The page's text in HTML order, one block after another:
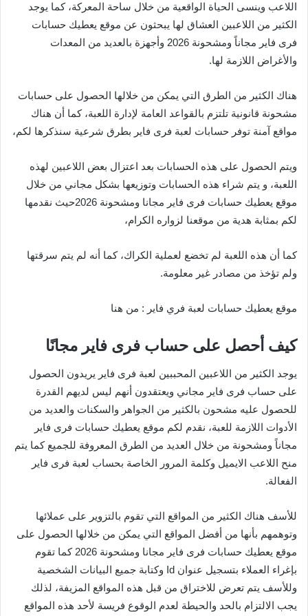
اللاعب وينسى الحياة الواقعية من خلال ساحة المعركة، كما يوجد
الكثير من اللاعبين العشاق لها يبحثون عن موقع يعطيك حسابات
فرى فاير مجاناً ومشحونة 2026 وأجهزة بالعديد من المعدات
والأغراض اللازمة لها.
هناك الكثير من الطرق التي يمكن من خلالها الحصول على حسابات
مشحونة قانونية تلتزم بالقواعد العامة لإدارة اللعبة، كما أن هناك
مواقع آمنة توفر حسابات لعبة فرى فاير بطرق شرعية سنذكرها لكم،
ويتم الحصول على هذه الحسابات بعد اعتزال بعض اللاعبين لهذه
اللعبة، و يتم شراء هذه الحسابات وتوزيعها بشكل مجاني من خلال
موقع يعطيك حسابات فرى فاير مجانا ومشحونة 2026حيث نقدمها
لكم بمثابة هدية من موقعنا لزواره الكرام،
كما أن هذه اللعبة لم تخضع لعملية الكراك، كما أنه لم يتم سرقتها
ولم تؤخذ من مصادر غير معلومة.
موقع يعطيك حسابات لعبة فري فاير : من هنا
كيف أحصل على حساب فرى فاير مجانًا
يوجد الكثير من اللاعبين المحببين لعبة فرى فاير يريدون الحصول
على حساب فرى فاير مجاني ويعتقدون أنهم ليس لديهم القدرة
للحصول عليه مشحون بالكثير من الجواهر والسكنات والعديد من
الأدوات اللازمة للعبة، نقدم لكم موقع يعطيك حسابات فرى فاير
مجاناً ومشحونة من خلال العديد من الطرق المعروفة للجميع كما يتم
منح اللاعب الايميل وكلمة المرور الخاصة بحساب لعبة فرى فاير
الفعالة.
للأسف هناك الكثير من المواقع التي تقوم بالتزوير على عملائها
وتوهمهم بأنها من أفضل المواقع التي يمكن من خلالها الحصول على
موقع يعطيك حسابات فرى فاير مجانا ومشحونة 2026 كما تقوم
بإغراء العملاء بتسجيل عنوان Id وكتابة جميع البيانات الشخصية
وللأسف يتم تعرض للاختراق من قبل هذه المواقع المزيفة، لذلك
يجب الالتزام بالحد والحيطة لعدم الوقوع فريسة لأحد هذه المواقع